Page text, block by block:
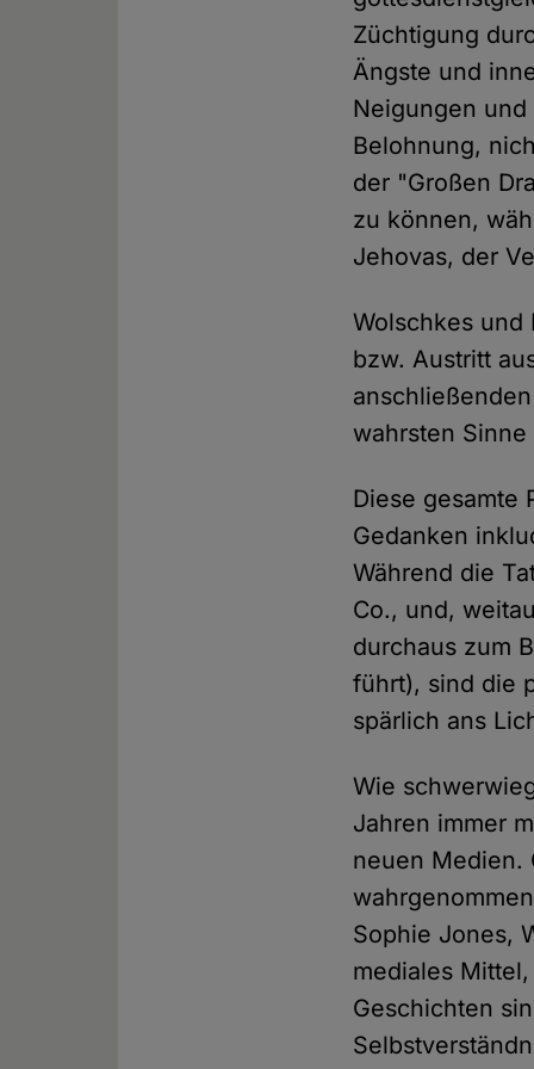
Züchtigung
Ängste und
Neigungen
Belohnung,
der "Großen
zu können,
Jehovas, der
Wolschkes und
bzw. Austritt
wahrsten
Diese gesamte
Gedanken
Während die
Co., und,
durchaus zum
führt), sind die
spärlich ans
Wie
Jahren immer
neuen Medien.
Sophie Jones,
mediales
Geschichten